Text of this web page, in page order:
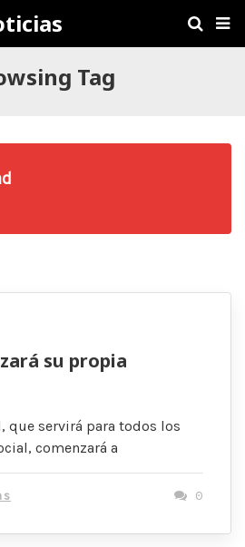
Tag
su propia
que servirá para todos los
comenzará a
0